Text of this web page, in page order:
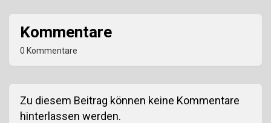
Kommentare
0 Kommentare
Zu diesem Beitrag können keine Kommentare
hinterlassen werden.